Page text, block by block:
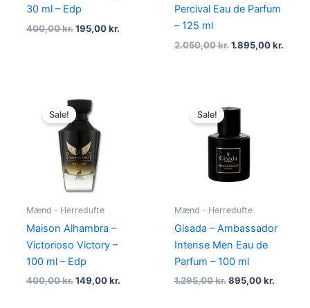
30 ml – Edp
400,00kr. 195,00kr.
Percival Eau de Parfum
– 125 ml
2.050,00kr. 1.895,00kr.
Sale!
Mænd - Herredufte
Maison Alhambra –
Victorioso Victory –
100 ml – Edp
400,00kr.
Original
price
was:
400,00 kr..
149,00kr.
Sale!
Mænd - Herredufte
Gisada – Ambassador
Intense Men Eau de
Parfum – 100 ml
1.295,00kr.
price
1.295,00 kr..
895,00kr.